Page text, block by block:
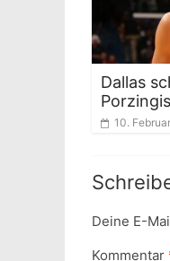
Dallas
10.
Deine E-
Kommentar